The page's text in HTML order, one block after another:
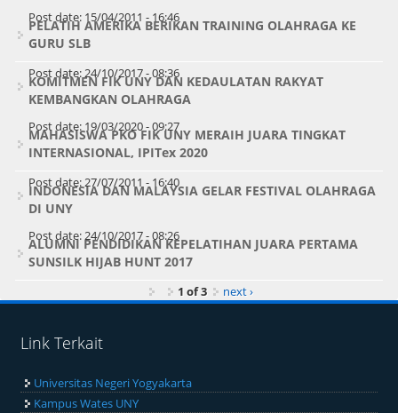
Post date: 15/04/2011 - 16:46
PELATIH AMERIKA BERIKAN TRAINING OLAHRAGA KE
GURU SLB
Post date:24/10/2017 - 08:36
KOMITMEN FIK UNY DAN KEDAULATAN RAKYAT
KEMBANGKAN OLAHRAGA
Post date: 19/03/2020 - 09:27
MAHASISWA PKO FIK UNY MERAIH JUARA TINGKAT
INTERNASIONAL, IPITex 2020
Post date:27/07/2011 - 16:40
INDONESIA DAN MALAYSIA GELAR FESTIVAL OLAHRAGA
DI UNY
Post date:24/10/2017 - 08:26
ALUMNI PENDIDIKAN KEPELATIHAN JUARA PERTAMA
SUNSILK HIJAB HUNT 2017
1 of 3 next ›
Link Terkait
Universitas Negeri Yogyakarta
Kampus Wates UNY